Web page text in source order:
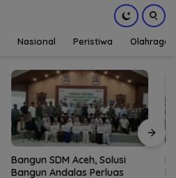
Nasional Peristiwa Olahraga
Kombes Andi Kirana
Diperiksa Mabes Polri,